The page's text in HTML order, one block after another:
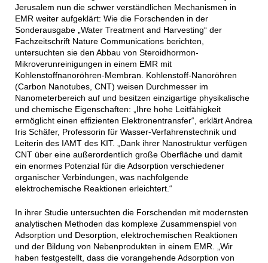
Jerusalem nun die schwer verständlichen Mechanismen in
EMR weiter aufgeklärt: Wie die Forschenden in der
Sonderausgabe „Water Treatment and Harvesting“ der
Fachzeitschrift Nature Communications berichten,
untersuchten sie den Abbau von Steroidhormon-
Mikroverunreinigungen in einem EMR mit
Kohlenstoffnanoröhren-Membran. Kohlenstoff-Nanoröhren
(Carbon Nanotubes, CNT) weisen Durchmesser im
Nanometerbereich auf und besitzen einzigartige physikalische
und chemische Eigenschaften: „Ihre hohe Leitfähigkeit
ermöglicht einen effizienten Elektronentransfer“, erklärt Andrea
Iris Schäfer, Professorin für Wasser-Verfahrenstechnik und
Leiterin des IAMT des KIT. „Dank ihrer Nanostruktur verfügen
CNT über eine außerordentlich große Oberfläche und damit
ein enormes Potenzial für die Adsorption verschiedener
organischer Verbindungen, was nachfolgende
elektrochemische Reaktionen erleichtert.“
In ihrer Studie untersuchten die Forschenden mit modernsten
analytischen Methoden das komplexe Zusammenspiel von
Adsorption und Desorption, elektrochemischen Reaktionen
und der Bildung von Nebenprodukten in einem EMR. „Wir
haben festgestellt, dass die vorangehende Adsorption von